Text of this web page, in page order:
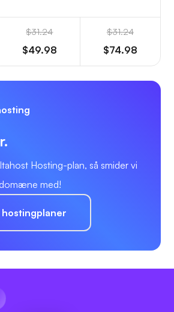
$31.24
$49.98
$31.24
$74.98
Hosting-plan, så smider vi
med!